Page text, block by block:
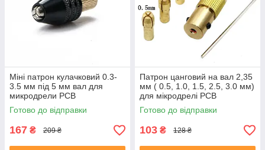
Міні патрон кулачковий 0.3-
3.5 мм під 5 мм вал для
микродрели PCB
Готово до відправки
167 ₴ 209 ₴
Патрон цанговий на вал 2,35
мм ( 0.5, 1.0, 1.5, 2.5, 3.0 мм)
для мікродрелі PCB
Готово до відправки
103 ₴ 128 ₴